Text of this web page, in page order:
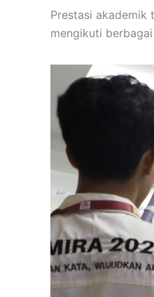
Prestasi akademik
mengikuti